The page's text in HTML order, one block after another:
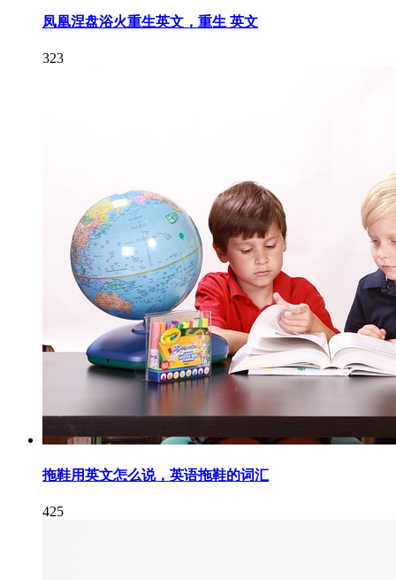
凤凰涅盘浴火重生英文，重生 英文
323
拖鞋用英文怎么说，英语拖鞋的词汇
425